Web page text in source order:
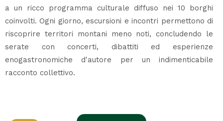
a un ricco programma culturale diffuso nei 10 borghi
coinvolti. Ogni giorno, escursioni e incontri permettono di
riscoprire territori montani meno noti, concludendo le
serate con concerti, dibattiti ed esperienze
enogastronomiche d'autore per un indimenticabile
racconto collettivo.